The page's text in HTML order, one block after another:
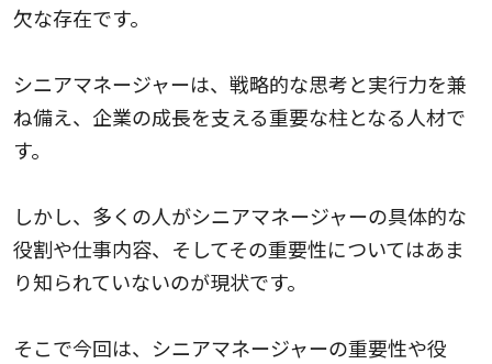
欠な存在です。
シニアマネージャーは、戦略的な思考と実行力を兼
ね備え、企業の成長を支える重要な柱となる人材で
す。
しかし、多くの人がシニアマネージャーの具体的な
役割や仕事内容、そしてその重要性についてはあま
り知られていないのが現状です。
そこで今回は、シニアマネージャーの重要性や役